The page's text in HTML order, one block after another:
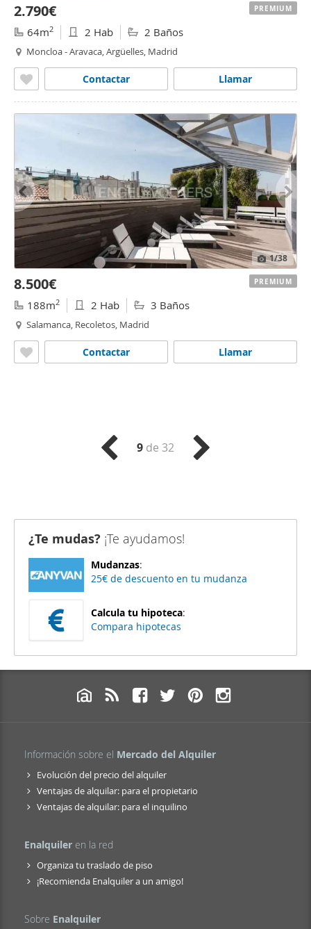
2.790€
64m2 2 Hab 2 Baños
Moncloa - Aravaca, Argüelles, Madrid
Llamar
Contactar
PREMIUM
1/38
8.500€
188m2 2 Hab 3 Baños
Salamanca, Recoletos, Madrid
Llamar
Contactar
PREMIUM
9 de 32
¿Te mudas? ¡Te ayudamos!
Mudanzas:
25€ de descuento en tu mudanza
Calcula tu hipoteca:
Compara hipotecas
Información sobre el Mercado del Alquiler
Evolución del precio del alquiler
Ventajas de alquilar: para el propietario
Ventajas de alquilar: para el inquilino
Enalquiler en la red
Organiza tu traslado de piso
¡Recomienda Enalquiler a un amigo!
Sobre Enalquiler